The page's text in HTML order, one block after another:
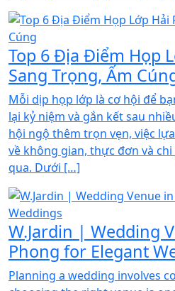
Top 6 Địa Điểm Họp
Sang Trọng, Ấm
Mỗi dịp họp lớp là cơ hội để
lại kỷ niệm và gắn kết sau
hội ngộ thêm trọn vẹn, việc
về không gian, thực đơn và
qua. Dưới […]
W.Jardin | Wedding
Phong for Elegant
Planning a wedding involves